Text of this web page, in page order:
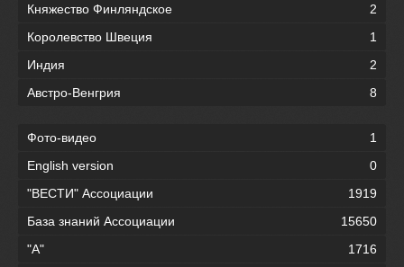
Княжество Финляндское
2
Королевство Швеция
1
Индия
2
Австро-Венгрия
8
Фото-видео
1
English version
0
"ВЕСТИ" Ассоциации
1919
База знаний Ассоциации
15650
"А"
1716